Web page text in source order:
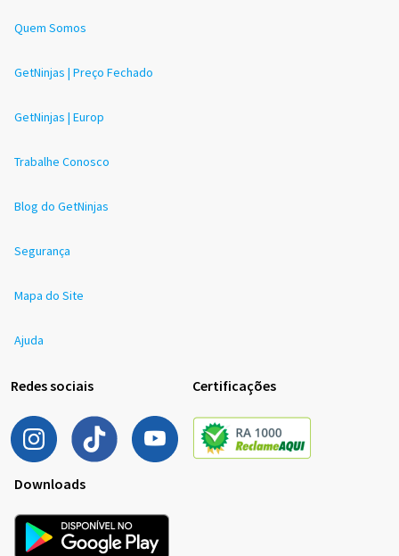
Quem Somos
GetNinjas | Preço Fechado
GetNinjas | Europ
Trabalhe Conosco
Blog do GetNinjas
Segurança
Mapa do Site
Ajuda
Redes sociais Certificações
Downloads